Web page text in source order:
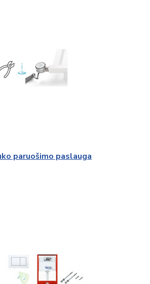
paruošimo paslauga